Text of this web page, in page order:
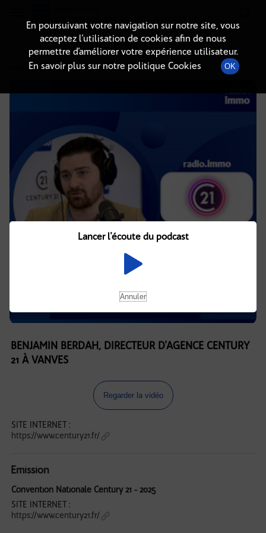
DÉTAILS DE L'ÉPISODE
16 mars 2025à 12h00 , durée : 10 minutes
BENJAMIN BERDAH, DIRECTEUR D'AGENCE CENTURY
21 À VANVES
Regarder la vidéo
SITE INTERNET :
https://www.century21.fr/
Emission
Convention Nationale Century 21 - 2025
SITE INTERNET :
https://www.century21.fr/
En poursuivant votre navigation sur notre site, vous
acceptez l’utilisation de cookies afin de nous
permettre d’améliorer votre expérience utilisateur.
En savoir plus sur notre politique Cookies
OK
Lancer l'écoute du podcast
Annuler